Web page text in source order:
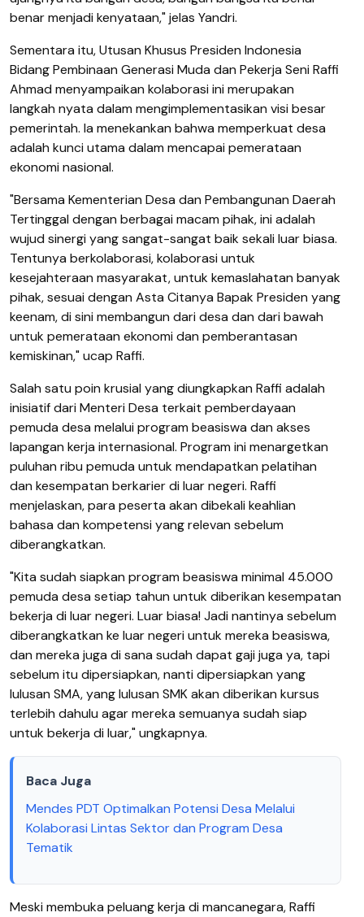
benar menjadi kenyataan," jelas Yandri.
Sementara itu, Utusan Khusus Presiden Indonesia
Bidang Pembinaan Generasi Muda dan Pekerja Seni Raffi
Ahmad menyampaikan kolaborasi ini merupakan
langkah nyata dalam mengimplementasikan visi besar
pemerintah. Ia menekankan bahwa memperkuat desa
adalah kunci utama dalam mencapai pemerataan
ekonomi nasional.
​"Bersama Kementerian Desa dan Pembangunan Daerah
Tertinggal dengan berbagai macam pihak, ini adalah
wujud sinergi yang sangat-sangat baik sekali luar biasa.
Tentunya berkolaborasi, kolaborasi untuk
kesejahteraan masyarakat, untuk kemaslahatan banyak
pihak, sesuai dengan Asta Citanya Bapak Presiden yang
keenam, di sini membangun dari desa dan dari bawah
untuk pemerataan ekonomi dan pemberantasan
kemiskinan," ucap Raffi.
​Salah satu poin krusial yang diungkapkan Raffi adalah
inisiatif dari Menteri Desa terkait pemberdayaan
pemuda desa melalui program beasiswa dan akses
lapangan kerja internasional. Program ini menargetkan
puluhan ribu pemuda untuk mendapatkan pelatihan
dan kesempatan berkarier di luar negeri. ​Raffi
menjelaskan, para peserta akan dibekali keahlian
bahasa dan kompetensi yang relevan sebelum
diberangkatkan.
​"Kita sudah siapkan program beasiswa minimal 45.000
pemuda desa setiap tahun untuk diberikan kesempatan
bekerja di luar negeri. Luar biasa! Jadi nantinya sebelum
diberangkatkan ke luar negeri untuk mereka beasiswa,
dan mereka juga di sana sudah dapat gaji juga ya, tapi
sebelum itu dipersiapkan, nanti dipersiapkan yang
lulusan SMA, yang lulusan SMK akan diberikan kursus
terlebih dahulu agar mereka semuanya sudah siap
untuk bekerja di luar," ungkapnya.
Baca Juga
Mendes PDT Optimalkan Potensi Desa Melalui
Kolaborasi Lintas Sektor dan Program Desa
Tematik
​Meski membuka peluang kerja di mancanegara, Raffi